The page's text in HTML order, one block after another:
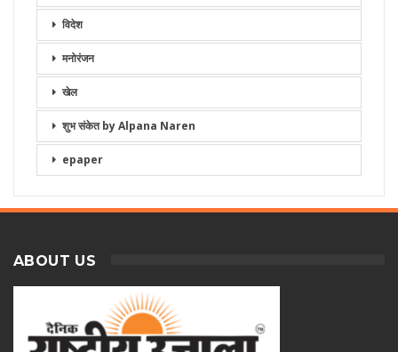
विदेश
मनोरंजन
खेल
शुभ संकेत by Alpana Naren
epaper
ABOUT US